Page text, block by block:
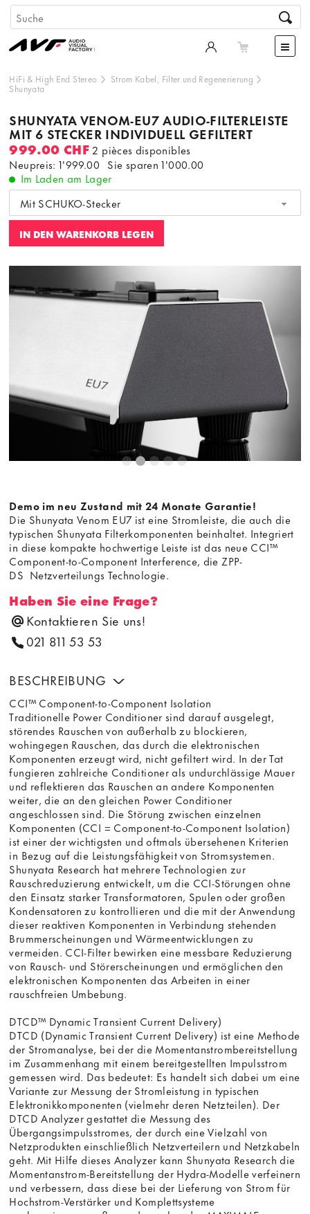
HiFi & High End Stereo Strom Kabel, Filter und Regenerierung
Shunyata
SHUNYATA VENOM-EU7 AUDIO-FILTERLEISTE
MIT 6 STECKER INDIVIDUELL GEFILTERT
999.00 CHF2 pièces disponibles
Neupreis: 1'999.00 Sie sparen1'000.00
Im Laden am Lager
Mit SCHUKO-Stecker
IN DEN WARENKORB LEGEN
Dieser Inhalt wird von einer dritten Partei gehostet. Durch
die Anzeige des externen Inhalts akzeptieren Sie die
Bedingungen
von youtube.com.
Video laden
Demo im neu Zustand mit 24 Monate Garantie!
Die Shunyata Venom EU7 ist eine Stromleiste, die auch die
typischen Shunyata Filterkomponenten beinhaltet. Integriert
in diese kompakte hochwertige Leiste ist das neue CCI™
Component-to-Component Interference, die ZPP-
DS Netzverteilungs Technologie.
Haben Sie eine Frage?
Kontaktieren Sie uns!
021 811 53 53
BESCHREIBUNG
CCI™ Component-to-Component Isolation
Traditionelle Power Conditioner sind darauf ausgelegt,
störendes Rauschen von außerhalb zu blockieren,
wohingegen Rauschen, das durch die elektronischen
Komponenten erzeugt wird, nicht gefiltert wird. In der Tat
fungieren zahlreiche Conditioner als undurchlässige Mauer
und reflektieren das Rauschen an andere Komponenten
weiter, die an den gleichen Power Conditioner
angeschlossen sind. Die Störung zwischen einzelnen
Komponenten (CCI = Component-to-Component Isolation)
ist einer der wichtigsten und oftmals übersehenen Kriterien
in Bezug auf die Leistungsfähigkeit von Stromsystemen.
Shunyata Research hat mehrere Technologien zur
Rauschreduzierung entwickelt, um die CCI-Störungen ohne
den Einsatz starker Transformatoren, Spulen oder großen
Kondensatoren zu kontrollieren und die mit der Anwendung
dieser reaktiven Komponenten in Verbindung stehenden
Brummerscheinungen und Wärmeentwicklungen zu
vermeiden. CCI-Filter bewirken eine messbare Reduzierung
von Rausch- und Störerscheinungen und ermöglichen den
elektronischen Komponenten das Arbeiten in einer
rauschfreien Umbebung.
DTCD™ Dynamic Transient Current Delivery)
DTCD (Dynamic Transient Current Delivery) ist eine Methode
der Stromanalyse, bei der die Momentanstrombereitstellung
im Zusammenhang mit einem bereitgestellten Impulsstrom
gemessen wird. Das bedeutet: Es handelt sich dabei um eine
Variante zur Messung der Stromleistung in typischen
Elektronikkomponenten (vielmehr deren Netzteilen). Der
DTCD Analyzer gestattet die Messung des
Übergangsimpulsstromes, der durch eine Vielzahl von
Netzprodukten einschließlich Netzverteilern und Netzkabeln
geht. Mit Hilfe dieses Analyzer kann Shunyata Research die
Momentanstrom-Bereitstellung der Hydra-Modelle verfeinern
und verbessern, dass diese bei der Lieferung von Strom für
Hochstrom-Verstärker und Komplettsysteme